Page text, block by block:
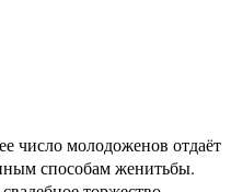
число молодоженов отдаёт
способам женитьбы.